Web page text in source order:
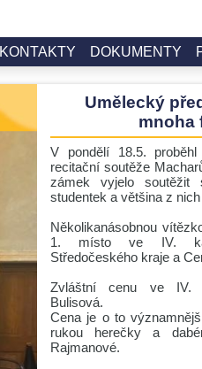
KONTAKTY DOKUMENTY
Umělecký
mnoha
V pondělí 18.5.
recitační soutěže
zámek vyjelo soutěžit
studentek a většina z
Několikanásobnou
1. místo ve IV.
Středočeského kraje a
Zvláštní cenu ve IV.
Bulisová.
Cena je o to
rukou herečky a
Rajmanové.